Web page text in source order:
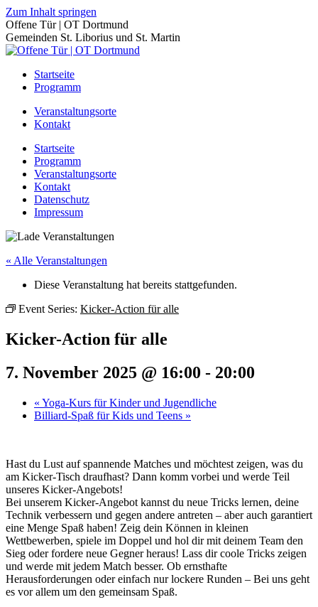
Zum Inhalt springen
Offene Tür | OT Dortmund
Gemeinden St. Liborius und St. Martin
Startseite
Programm
Veranstaltungsorte
Kontakt
Startseite
Programm
Veranstaltungsorte
Kontakt
Datenschutz
Impressum
« Alle Veranstaltungen
Diese Veranstaltung hat bereits stattgefunden.
Event Series: Kicker-Action für alle
Kicker-Action für alle
7. November 2025 @ 16:00 - 20:00
« Yoga-Kurs für Kinder und Jugendliche
Billiard-Spaß für Kids und Teens »
Hast du Lust auf spannende Matches und möchtest zeigen, was du
am Kicker-Tisch draufhast? Dann komm vorbei und werde Teil
unseres Kicker-Angebots!
Bei unserem Kicker-Angebot kannst du neue Tricks lernen, deine
Technik verbessern und gegen andere antreten – aber auch garantiert
eine Menge Spaß haben! Zeig dein Können in kleinen
Wettbewerben, spiele im Doppel und hol dir mit deinem Team den
Sieg oder fordere neue Gegner heraus! Lass dir coole Tricks zeigen
und werde mit jedem Match besser. Ob ernsthafte
Herausforderungen oder einfach nur lockere Runden – Bei uns geht
es vor allem um den gemeinsam Spaß.